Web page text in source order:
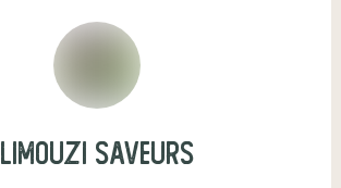
limouzi saveurs